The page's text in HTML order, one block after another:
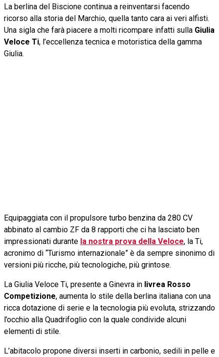
La berlina del Biscione continua a reinventarsi facendo
ricorso alla storia del Marchio, quella tanto cara ai veri alfisti.
Una sigla che farà piacere a molti ricompare infatti sulla Giulia
Veloce Ti, l’eccellenza tecnica e motoristica della gamma
Giulia.
Equipaggiata con il propulsore turbo benzina da 280 CV
abbinato al cambio ZF da 8 rapporti che ci ha lasciato ben
impressionati durante la nostra prova della Veloce, la Ti,
acronimo di “Turismo internazionale” è da sempre sinonimo di
versioni più ricche, più tecnologiche, più grintose.
La Giulia Veloce Ti, presente a Ginevra in livrea Rosso
Competizione, aumenta lo stile della berlina italiana con una
ricca dotazione di serie e la tecnologia più evoluta, strizzando
l’occhio alla Quadrifoglio con la quale condivide alcuni
elementi di stile.
L’abitacolo propone diversi inserti in carbonio, sedili in pelle e